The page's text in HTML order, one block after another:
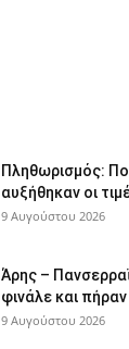
Πληθωρισμός:
αυξήθηκαν οι
9 Αυγούστου 2026
Άρης –
φινάλε και πήραν
9 Αυγούστου 2026